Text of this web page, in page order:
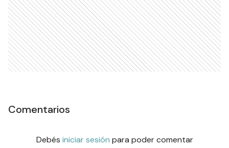
Comentarios
Debés iniciar sesión para poder comentar